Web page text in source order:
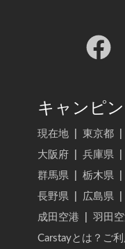
キャンピ
現在地 東京都
大阪府
兵庫県
群馬県
栃木県
長野県
広島県
成田空港
羽田
Carstayとは？ご